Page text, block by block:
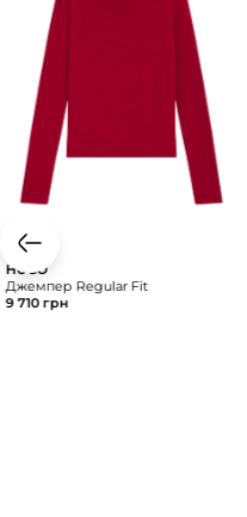
HUGO
Джемпер Regular Fit
9 710 грн